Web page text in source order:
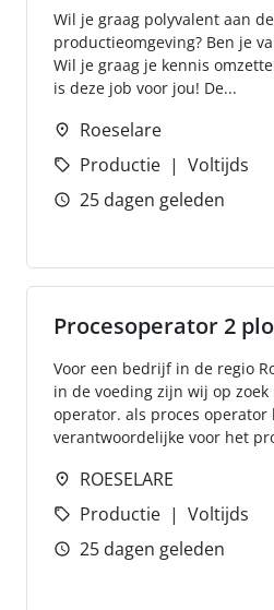
Wil je graag polyvalent aan
productieomgeving? Ben je
Wil je graag je kennis
is deze job voor jou! De...
Roeselare
Productie
Voltijds
25 dagen geleden
Procesoperator 2
Voor een bedrijf in de regio
in de voeding zijn wij op zoek
operator. als proces operator
verantwoordelijke voor het
ROESELARE
Productie
Voltijds
25 dagen geleden